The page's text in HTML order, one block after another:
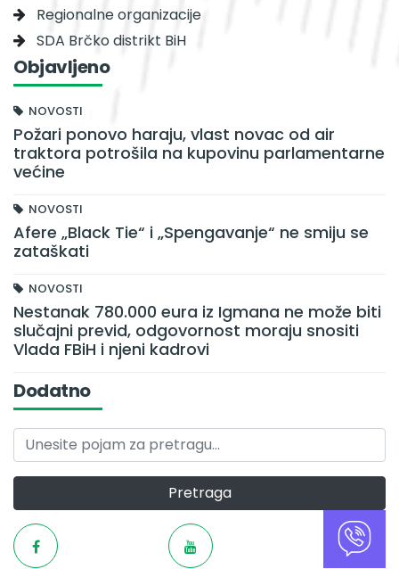
Regionalne organizacije
SDA Brčko distrikt BiH
Objavljeno
NOVOSTI
Požari ponovo haraju, vlast novac od air
traktora potrošila na kupovinu parlamentarne
većine
NOVOSTI
Afere „Black Tie“ i „Spengavanje“ ne smiju se
zataškati
NOVOSTI
Nestanak 780.000 eura iz Igmana ne može biti
slučajni previd, odgovornost moraju snositi
Vlada FBiH i njeni kadrovi
Dodatno
Pretraga